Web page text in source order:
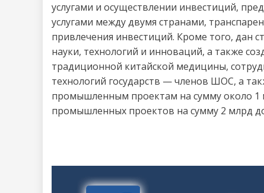
услугами и осуществлении инвестиций,
услугами между двумя странами,
привлечения инвестиций. Кроме того, дан
науки, технологий и инноваций, а также
традиционной китайской медицины,
технологий государств — членов ШОС, а
промышленным проектам на сумму около 1
промышленных проектов на сумму 2 млрд